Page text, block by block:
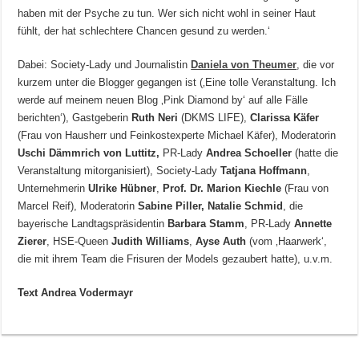
haben mit der Psyche zu tun. Wer sich nicht wohl in seiner Haut
fühlt, der hat schlechtere Chancen gesund zu werden.‘
Dabei: Society-Lady und Journalistin Daniela von Theumer, die vor
kurzem unter die Blogger gegangen ist (‚Eine tolle Veranstaltung. Ich
werde auf meinem neuen Blog ‚Pink Diamond by‘ auf alle Fälle
berichten‘), Gastgeberin Ruth Neri (DKMS LIFE),Clarissa Käfer
(Frau von Hausherr und Feinkostexperte Michael Käfer), Moderatorin
Uschi Dämmrich von Luttitz, PR-LadyAndrea Schoeller (hatte die
Veranstaltung mitorganisiert), Society-LadyTatjana Hoffmann,
Unternehmerin Ulrike Hübner, Prof. Dr. Marion Kiechle (Frau von
Marcel Reif), ModeratorinSabine Piller, Natalie Schmid , die
bayerische Landtagspräsidentin Barbara Stamm, PR-LadyAnnette
Zierer, HSE-QueenJudith Williams,Ayse Auth (vom ‚Haarwerk‘,
die mit ihrem Team die Frisuren der Models gezaubert hatte), u.v.m.
Text Andrea Vodermayr